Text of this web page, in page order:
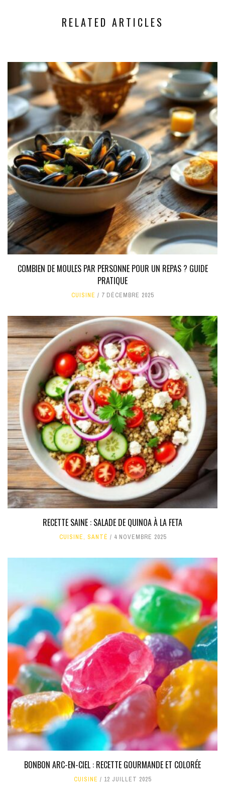
RELATED ARTICLES
COMBIEN DE MOULES PAR PERSONNE POUR UN REPAS ? GUIDE
PRATIQUE
CUISINE 7 DÉCEMBRE 2025
RECETTE SAINE : SALADE DE QUINOA À LA FETA
CUISINE, SANTÉ 4 NOVEMBRE 2025
BONBON ARC-EN-CIEL : RECETTE GOURMANDE ET COLORÉE
CUISINE 12 JUILLET 2025